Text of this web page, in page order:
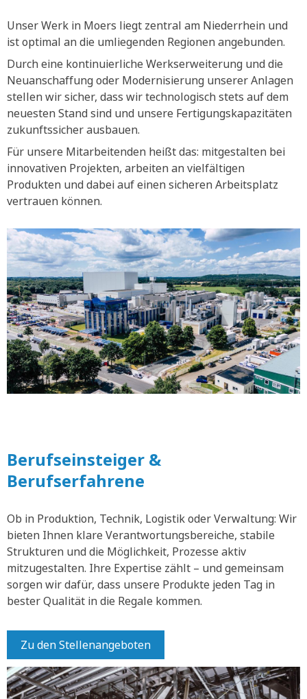
Unser Werk in Moers liegt zentral am Niederrhein und
ist optimal an die umliegenden Regionen angebunden.
Durch eine kontinuierliche Werkserweiterung und die
Neuanschaffung oder Modernisierung unserer Anlagen
stellen wir sicher, dass wir technologisch stets auf dem
neuesten Stand sind und unsere Fertigungskapazitäten
zukunftssicher ausbauen.
Für unsere Mitarbeitenden heißt das: mitgestalten bei
innovativen Projekten, arbeiten an vielfältigen
Produkten und dabei auf einen sicheren Arbeitsplatz
vertrauen können.
Berufseinsteiger &
Berufserfahrene
Ob in Produktion, Technik, Logistik oder Verwaltung: Wir
bieten Ihnen klare Verantwortungsbereiche, stabile
Strukturen und die Möglichkeit, Prozesse aktiv
mitzugestalten. Ihre Expertise zählt – und gemeinsam
sorgen wir dafür, dass unsere Produkte jeden Tag in
bester Qualität in die Regale kommen.
Zu den Stellenangeboten